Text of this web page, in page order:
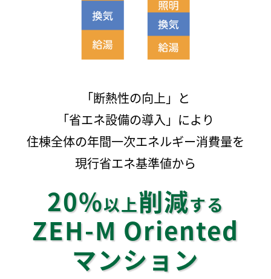
「断熱性の向上」と
「省エネ設備の導入」により
住棟全体の年間一次エネルギー消費量を
現行省エネ基準値から
20%以上削減する
ZEH-M Oriented
マンション